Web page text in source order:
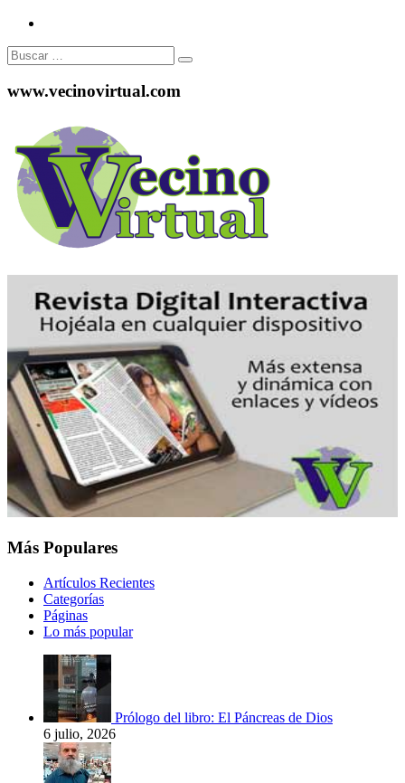
Buscar:
www.vecinovirtual.com
Más Populares
Artículos Recientes
Categorías
Páginas
Lo más popular
Prólogo del libro: El Páncreas de Dios
6 julio, 2026